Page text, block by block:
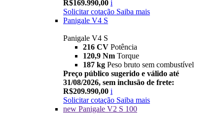
R$169.990,00 i
Solicitar cotação Saiba mais
Panigale V4 S
Panigale V4 S
216 CV Potência
120,9 Nm Torque
187 kg Peso bruto sem combustível
Preço público sugerido e válido até
31/08/2026, sem inclusão de frete:
R$209.990,00 i
Solicitar cotação Saiba mais
new Panigale V2 S 100